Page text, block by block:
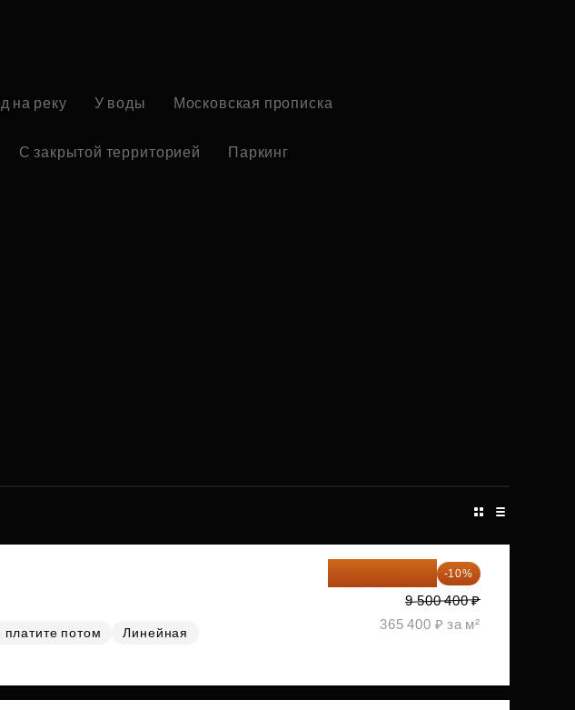
на реку У воды Московская прописка
С закрытой территорией Паркинг
потом
Линейная
-10%
9 500 400 ₽
365 400 ₽ за м²